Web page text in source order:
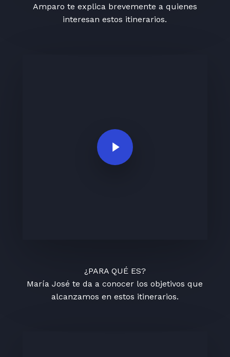
Amparo te explica brevemente a quienes
interesan estos itinerarios.
Play Video
¿PARA QUÉ ES?
María José te da a conocer los objetivos que
alcanzamos en estos itinerarios.